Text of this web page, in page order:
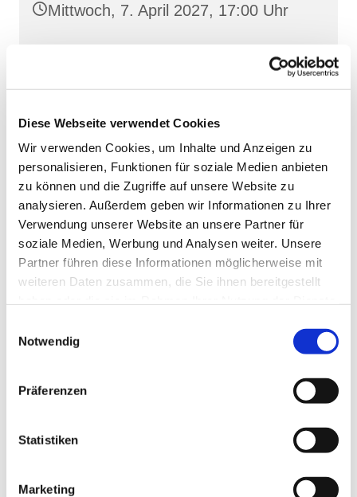
Diese Webseite verwendet Cookies
Wir verwenden Cookies, um Inhalte und Anzeigen zu
personalisieren, Funktionen für soziale Medien anbieten
zu können und die Zugriffe auf unsere Website zu
analysieren. Außerdem geben wir Informationen zu Ihrer
Verwendung unserer Website an unsere Partner für
soziale Medien, Werbung und Analysen weiter. Unsere
Partner führen diese Informationen möglicherweise mit
weiteren Daten zusammen, die Sie ihnen bereitgestellt
Notwendig
Präferenzen
Statistiken
Marketing
Mittwoch, 7. April 2027, 17:00 Uhr
St. Josef, Stralsund, Jungfernstieg